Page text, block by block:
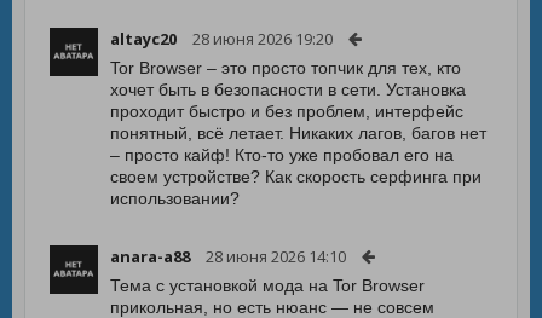
altayc20 28 июня 2026 19:20
Tor Browser – это просто топчик для тех, кто
хочет быть в безопасности в сети. Установка
проходит быстро и без проблем, интерфейс
понятный, всё летает. Никаких лагов, багов нет
– просто кайф! Кто-то уже пробовал его на
своем устройстве? Как скорость серфинга при
использовании?
anara-a88 28 июня 2026 14:10
Тема с установкой мода на Tor Browser
прикольная, но есть нюанс — не совсем